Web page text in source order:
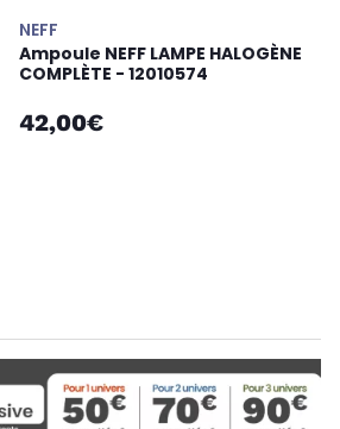
NEFF
Ampoule NEFF LAMPE HALOGÈNE
COMPLÈTE - 12010574
42,00€